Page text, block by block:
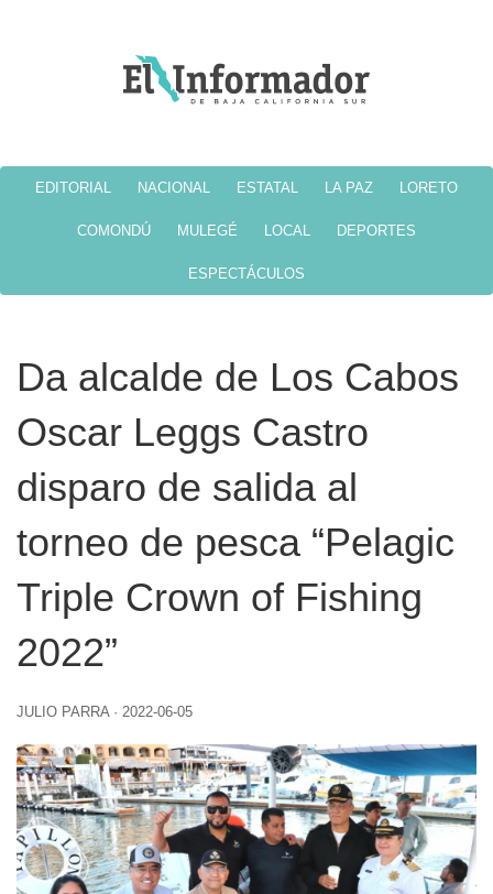
EDITORIAL NACIONAL ESTATAL LA PAZ LORETO
COMONDÚ MULEGÉ LOCAL DEPORTES
ESPECTÁCULOS
Da alcalde de Los Cabos
Oscar Leggs Castro
disparo de salida al
torneo de pesca “Pelagic
Triple Crown of Fishing
2022”
JULIO PARRA · 2022-06-05